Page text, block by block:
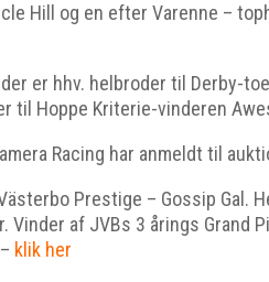
Hill og en efter Varenne –
er hhv. helbroder til Derby-
til Hoppe Kriterie-vinderen
Racing har anmeldt til
Prestige – Gossip Gal.
Vinder af JVBs 3 årings Grand
klik her